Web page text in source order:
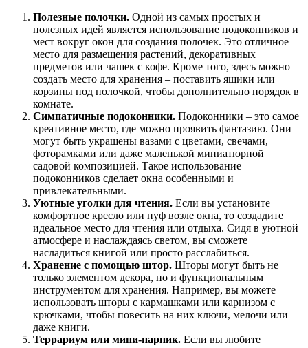
Полезные полочки. Одной из самых простых и
полезных идей является использование подоконников и
мест вокруг окон для создания полочек. Это отличное
место для размещения растений, декоративных
предметов или чашек с кофе. Кроме того, здесь можно
создать место для хранения – поставить ящики или
корзины под полочкой, чтобы дополнительно порядок в
комнате.
Симпатичные подоконники. Подоконники – это самое
креативное место, где можно проявить фантазию. Они
могут быть украшены вазами с цветами, свечами,
фоторамками или даже маленькой миниатюрной
садовой композицией. Такое использование
подоконников сделает окна особенными и
привлекательными.
Уютные уголки для чтения. Если вы установите
комфортное кресло или пуф возле окна, то создадите
идеальное место для чтения или отдыха. Сидя в уютной
атмосфере и наслаждаясь светом, вы сможете
насладиться книгой или просто расслабиться.
Хранение с помощью штор. Шторы могут быть не
только элементом декора, но и функциональным
инструментом для хранения. Например, вы можете
использовать шторы с кармашками или карнизом с
крючками, чтобы повесить на них ключи, мелочи или
даже книги.
Террариум или мини-парник. Если вы любите